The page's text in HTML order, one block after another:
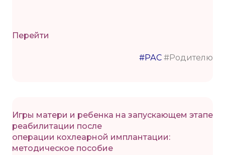
Перейти
#РАС #Родителю
Игры матери и ребенка на запускающем этапе
реабилитации после
операции кохлеарной имплантации:
методическое пособие